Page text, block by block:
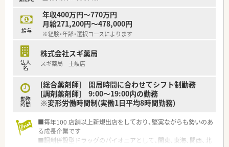
給与
年収400万円～770万円
月給271,200円～478,000円
※経験・年齢・選択コースによります
法人
名
株式会社スギ薬局
スギ薬局 土岐店
勤務
時間
[総合薬剤師] 開局時間に合わせてシフト制勤務
[調剤薬剤師] 9:00～19:00内の勤務
※変形労働時間制(実働1日平均8時間勤務)
■毎年100 店舗以上新規出店をしており、堅実ながらも勢いのあ
る成長企業です
■調剤併設型ドラッグのパイオニアとして、関東、東海、関西、北